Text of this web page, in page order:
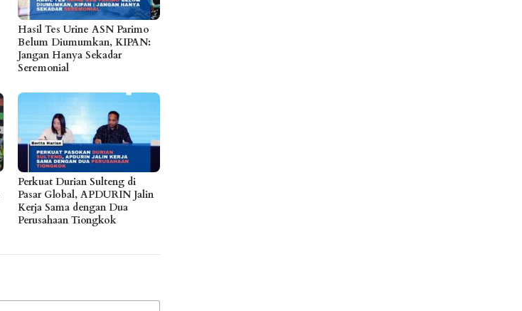
Hasil Tes Urine ASN Parimo
Belum Diumumkan, KIPAN:
Jangan Hanya Sekadar
Seremonial
Perkuat Durian Sulteng di
Pasar Global, APDURIN Jalin
Kerja Sama dengan Dua
Perusahaan Tiongkok